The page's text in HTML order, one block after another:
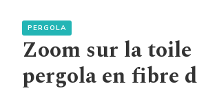
PERGOLA
Zoom sur la
pergola en fibre